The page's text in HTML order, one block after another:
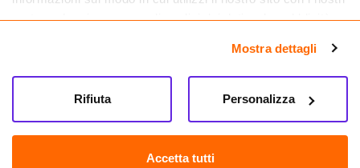
partner che si occupano di analisi dei dati web, pubblicità e
informazioni che hai fornito loro o che hanno raccolto dal
tuo utilizzo dei loro servizi.
Mostra dettagli
Accetta tutti
Personalizza
Rifiuta
Farma.it S.a.s. P. IVA 07417261216 REA: NA-884088
CREDITS
Sede legale Via delle Repubbliche Marinare 128, 80147 Napoli